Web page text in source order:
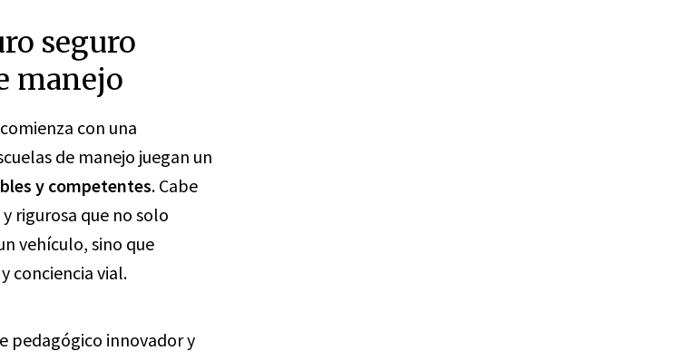
seguro
manejo
con una
de manejo juegan un
y competentes. Cabe
rigurosa que no solo
vehículo, sino que
conciencia vial.
pedagógico innovador y